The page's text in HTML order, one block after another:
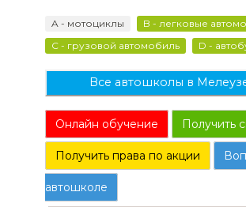
A - мотоциклы
B - легковые
C - грузовой автомобиль
D -
Все автошколы в
Онлайн обучение Получить
Получить права по акции
автошколе